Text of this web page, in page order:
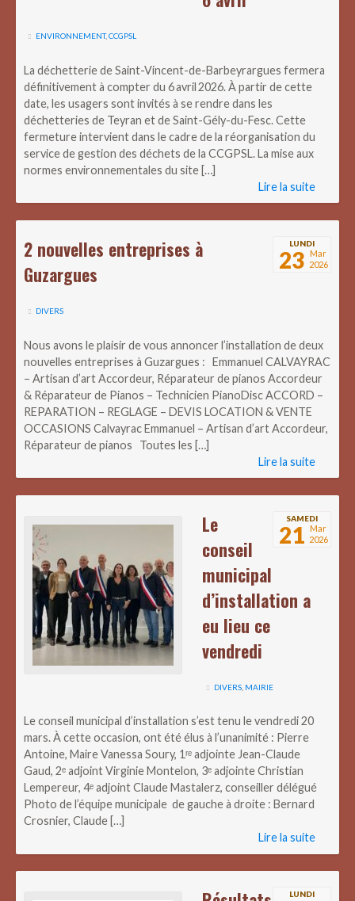
ENVIRONNEMENT,CCGPSL
La déchetterie de Saint-Vincent-de-Barbeyrargues fermera
définitivement à compter du 6 avril 2026. À partir de cette
date, les usagers sont invités à se rendre dans les
déchetteries de Teyran et de Saint-Gély-du-Fesc. Cette
fermeture intervient dans le cadre de la réorganisation du
service de gestion des déchets de la CCGPSL. La mise aux
normes environnementales du site […]
Lire la suite
LUNDI
23 Mar
2026
2 nouvelles entreprises à
Guzargues
DIVERS
Nous avons le plaisir de vous annoncer l’installation de deux
nouvelles entreprises à Guzargues : Emmanuel CALVAYRAC
– Artisan d’art Accordeur, Réparateur de pianos Accordeur
& Réparateur de Pianos – Technicien PianoDisc ACCORD –
REPARATION – REGLAGE – DEVIS LOCATION & VENTE
OCCASIONS Calvayrac Emmanuel – Artisan d’art Accordeur,
Réparateur de pianos Toutes les […]
Lire la suite
SAMEDI
21 Mar
2026
Le
conseil
municipal
d’installation a
eu lieu ce
vendredi
DIVERS MAIRIE
Le conseil municipal d’installation s’est tenu le vendredi 20
mars. À cette occasion, ont été élus à l’unanimité : Pierre
Antoine, Maire Vanessa Soury, 1ʳᵉ adjointe Jean-Claude
Gaud, 2ᵉ adjoint Virginie Montelon, 3ᵉ adjointe Christian
Lempereur, 4ᵉ adjoint Claude Mastalerz, conseiller délégué
Photo de l’équipe municipale de gauche à droite : Bernard
Crosnier, Claude […]
Lire la suite
LUNDI